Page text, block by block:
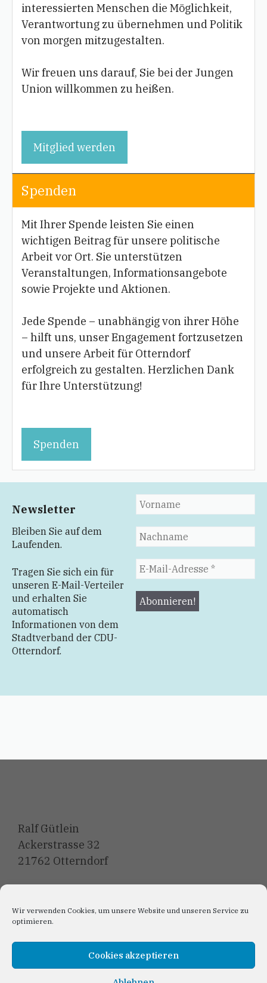
Wir verwenden Cookies, um unsere Website und unseren Service zu
optimieren.
Cookies akzeptieren
interessierten Menschen die Möglichkeit,
Verantwortung zu übernehmen und Politik
von morgen mitzugestalten.
Wir freuen uns darauf, Sie bei der Jungen
Union willkommen zu heißen.
Mitglied werden
Spenden
Mit Ihrer Spende leisten Sie einen
wichtigen Beitrag für unsere politische
Arbeit vor Ort. Sie unterstützen
Veranstaltungen, Informationsangebote
sowie Projekte und Aktionen.
Jede Spende – unabhängig von ihrer Höhe
– hilft uns, unser Engagement fortzusetzen
und unsere Arbeit für Otterndorf
erfolgreich zu gestalten. Herzlichen Dank
für Ihre Unterstützung!
Spenden
Newsletter
Bleiben Sie auf dem
Laufenden.
Tragen Sie sich ein für
unseren E-Mail-Verteiler
und erhalten Sie
automatisch
Informationen von dem
Stadtverband der CDU-
Otterndorf.
Ralf Gütlein
Ackerstrasse 32
21762 Otterndorf
Anmeldung Newsletter